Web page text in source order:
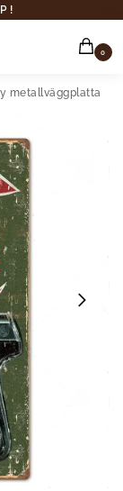
!
0
metallväggplatta